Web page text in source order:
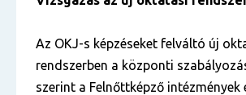
Az OKJ-s képzéseket felváltó új
rendszerben a központi
szerint a Felnőttképző intézmények